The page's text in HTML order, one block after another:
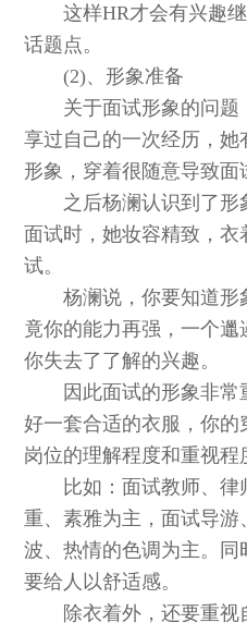
这样HR才会有兴趣继
话题点。
(2)、形象准备
关于面试形象的问题
享过自己的一次经历，
形象，穿着很随意导致面
之后杨澜认识到了形
面试时，她妆容精致，
试。
杨澜说，你要知道形
竟你的能力再强，一个
你失去了了解的兴趣。
因此面试的形象非常
好一套合适的衣服，你
岗位的理解程度和重视程
比如：面试教师、律
重、素雅为主，面试导
波、热情的色调为主。同
要给人以舒适感。
除衣着外，还要重视